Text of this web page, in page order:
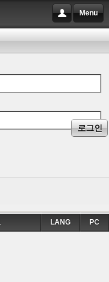
Menu
로그인
PC
LANG